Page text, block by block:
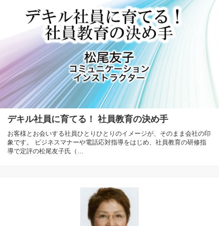
デキル社員に育てる！ 社員教育の決め手
お客様とお会いする社員ひとりひとりのイメージが、そのまま会社の印
象です。 ビジネスマナーや電話応対指導をはじめ、社員教育の研修指
導で定評の松尾友子氏（…